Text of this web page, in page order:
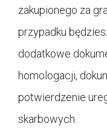
zakupionego za
przypadku
dodatkowe
homologacji,
potwierdzenie
skarbowych.